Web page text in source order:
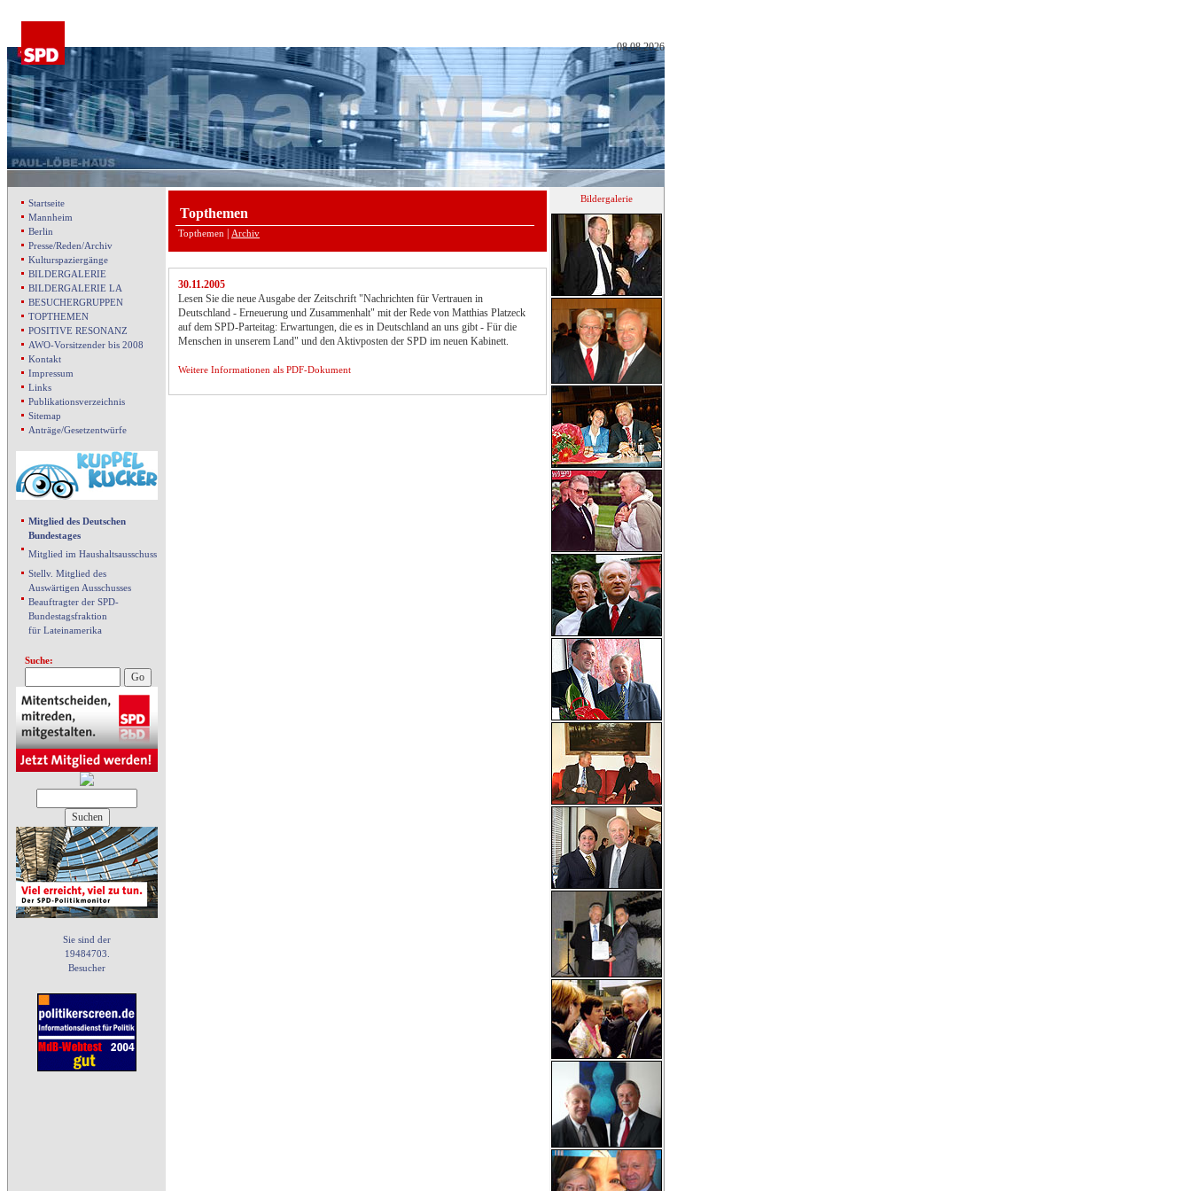
08.08.2026
Startseite
Mannheim
Berlin
Presse/Reden/Archiv
Kulturspaziergänge
BILDERGALERIE
BILDERGALERIE LA
BESUCHERGRUPPEN
TOPTHEMEN
POSITIVE RESONANZ
AWO-Vorsitzender bis 2008
Kontakt
Impressum
Links
Publikationsverzeichnis
Sitemap
Anträge/Gesetzentwürfe
Mitglied des Deutschen
Bundestages
Mitglied im Haushaltsausschuss
Stellv. Mitglied des
Auswärtigen Ausschusses
Beauftragter der SPD-
Bundestagsfraktion
für Lateinamerika
Suche:
Sie sind der
19484703.
Besucher
Topthemen
Topthemen Archiv
30.11.2005
Lesen Sie die neue Ausgabe der Zeitschrift "Nachrichten für Vertrauen in
Deutschland - Erneuerung und Zusammenhalt" mit der Rede von Matthias Platzeck
auf dem SPD-Parteitag: Erwartungen, die es in Deutschland an uns gibt - Für die
Menschen in unserem Land" und den Aktivposten der SPD im neuen Kabinett.
Weitere Informationen als PDF-Dokument
Bildergalerie